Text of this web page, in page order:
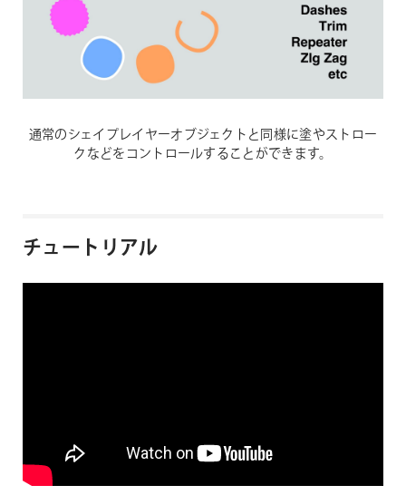
通常のシェイプレイヤーオブジェクトと同様に塗やストロー
クなどをコントロールすることができます。
チュートリアル